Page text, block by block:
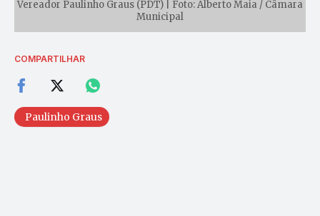
Vereador Paulinho Graus (PDT) | Foto: Alberto Maia / Câmara
Municipal
COMPARTILHAR
Paulinho Graus